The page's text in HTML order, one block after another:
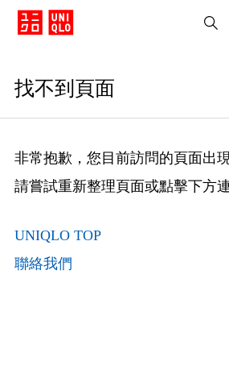
找不到頁面
非常抱歉，您目前訪問的頁面出
請嘗試重新整理頁面或點擊下方
UNIQLO TOP
聯絡我們